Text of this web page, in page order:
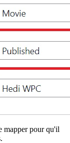
mapper pour qu'il